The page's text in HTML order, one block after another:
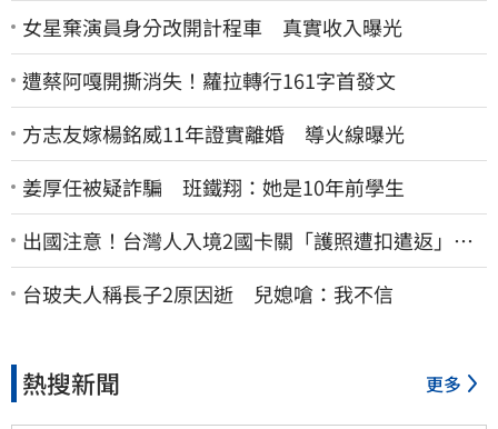
女星棄演員身分改開計程車 真實收入曝光
遭蔡阿嘎開撕消失！蘿拉轉行161字首發文
方志友嫁楊銘威11年證實離婚 導火線曝光
姜厚任被疑詐騙 班鐵翔：她是10年前學生
出國注意！台灣人入境2國卡關「護照遭扣遣返」
外交部證實了
台玻夫人稱長子2原因逝 兒媳嗆：我不信
熱搜新聞 更多